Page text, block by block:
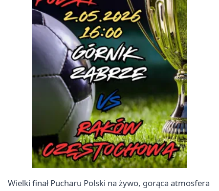
Wielki finał Pucharu Polski na żywo, gorąca atmosfera